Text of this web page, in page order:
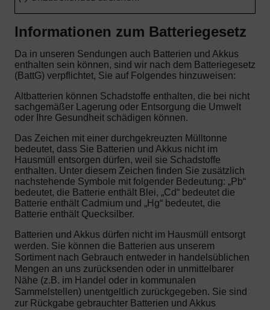
Informationen zum Batteriegesetz
Da in unseren Sendungen auch Batterien und Akkus
enthalten sein können, sind wir nach dem Batteriegesetz
(BattG) verpflichtet, Sie auf Folgendes hinzuweisen:
Altbatterien können Schadstoffe enthalten, die bei nicht
sachgemäßer Lagerung oder Entsorgung die Umwelt
oder Ihre Gesundheit schädigen können.
Das Zeichen mit einer durchgekreuzten Mülltonne
bedeutet, dass Sie Batterien und Akkus nicht im
Hausmüll entsorgen dürfen, weil sie Schadstoffe
enthalten. Unter diesem Zeichen finden Sie zusätzlich
nachstehende Symbole mit folgender Bedeutung: „Pb“
bedeutet, die Batterie enthält Blei, „Cd“ bedeutet die
Batterie enthält Cadmium und „Hg“ bedeutet, die
Batterie enthält Quecksilber.
Batterien und Akkus dürfen nicht im Hausmüll entsorgt
werden. Sie können die Batterien aus unserem
Sortiment nach Gebrauch entweder in handelsüblichen
Mengen an uns zurücksenden oder in unmittelbarer
Nähe (z.B. im Handel oder in kommunalen
Sammelstellen) unentgeltlich zurückgegeben. Sie sind
zur Rückgabe gebrauchter Batterien und Akkus